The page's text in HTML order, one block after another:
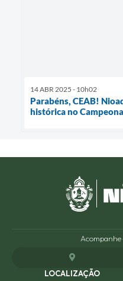
14 ABR 2025 - 10h02
Parabéns, CEAB!
histórica no
Acompanhe
LOCALIZAÇÃO